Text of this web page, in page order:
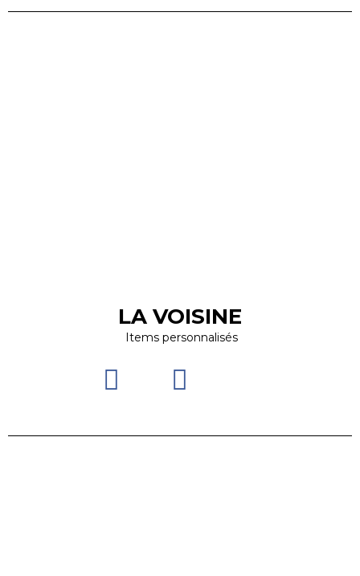
LA VOISINE
Items personnalisés